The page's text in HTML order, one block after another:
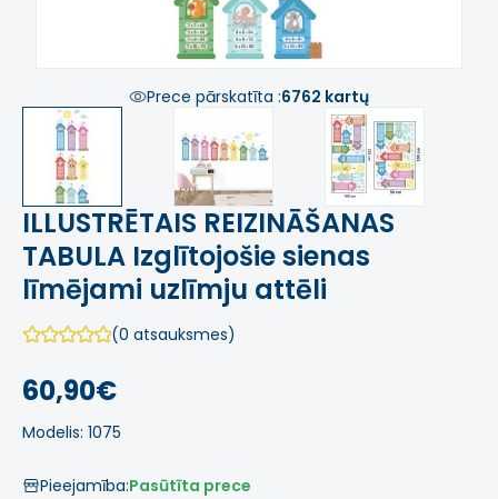
Prece pārskatīta :6762 kartų
ILLUSTRĒTAIS REIZINĀŠANAS
TABULA Izglītojošie sienas
līmējami uzlīmju attēli
(0 atsauksmes)
60,90€
Modelis: 1075
Pieejamība:Pasūtīta prece